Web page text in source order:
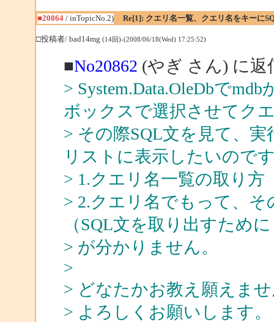
■20864/ inTopicNo.2) Re[1]: クエリ名一覧、クエリ名をキーに
□投稿者/ bad14mg (14回)-(2008/06/18(Wed) 17:25:52)
■No20862 (やぎ さん) に返
> System.Data.OleDbで
ボックスで選択させてク
> その際SQL文を見て、
リストに表示したいので
> 1.クエリ名一覧の取り方
> 2.クエリ名でもって、
（SQL文を取り出すために
> が分かりません。
>
> どなたかお教え願えま
> よろしくお願いします。